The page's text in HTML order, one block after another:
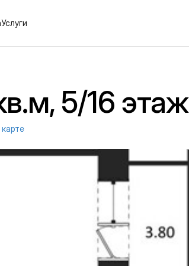
Услуги
5/16 этаж